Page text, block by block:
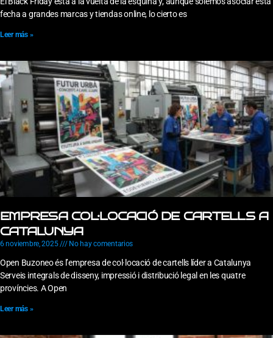
fecha a grandes marcas y tiendas online, lo cierto es
Leer más »
EMPRESA COL·LOCACIÓ DE CARTELLS A
CATALUNYA
6 noviembre, 2025 No hay comentarios
Open Buzoneo és l’empresa de col·locació de cartells líder a Catalunya
Serveis integrals de disseny, impressió i distribució legal en les quatre
províncies. A Open
Leer más »